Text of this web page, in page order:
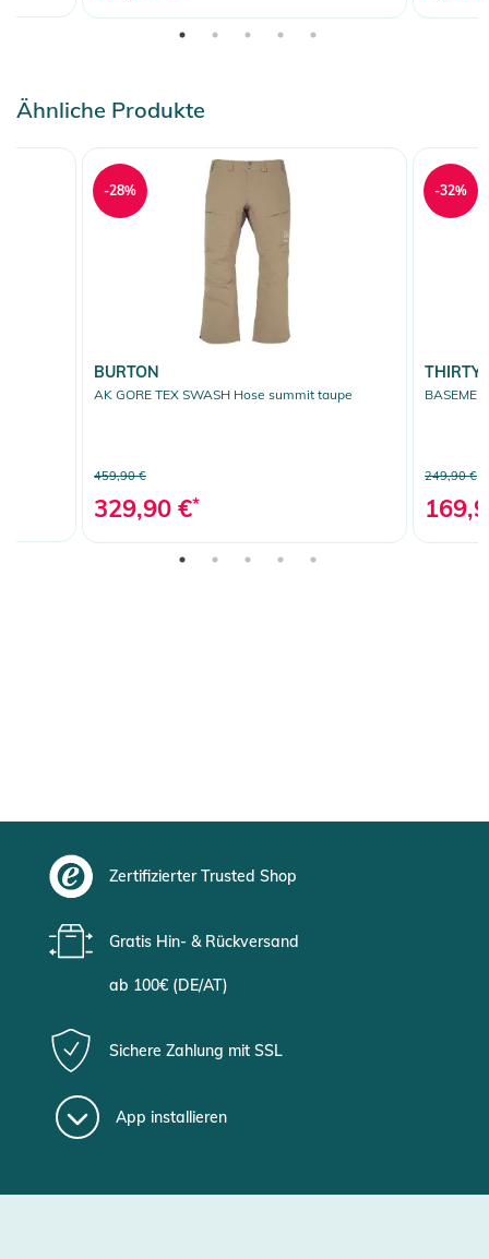
Ähnliche Produkte
BURTON
AK GORE TEX SWASH Hose summit taupe
459,90 €
329,90 €*
-28%
249,90 €
-32%
Zertifizierter Trusted Shop
Gratis Hin- & Rückversand
ab 100€ (DE/AT)
Sichere Zahlung mit SSL
App installieren